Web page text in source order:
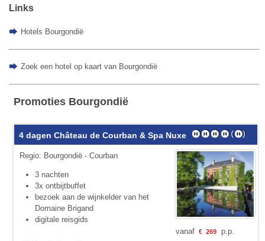
Links
Hotels Bourgondië
Zoek een hotel op kaart van Bourgondië
Promoties Bourgondië
4 dagen Château de Courban & Spa Nuxe
Regio: Bourgondië - Courban
3 nachten
3x ontbijtbuffet
bezoek aan de wijnkelder van het
Domaine Brigand
digitale reisgids
vanaf € 269p.p.